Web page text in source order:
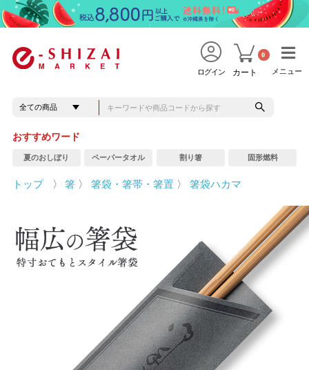
メニュー
メニュー
ログイン カート
0
おすすめワード
夏のおしぼり ペーパータオル 割り箸 固形燃料
トップ 〉 箸 〉 箸袋・箸帯・箸置 〉 箸袋ハカマ